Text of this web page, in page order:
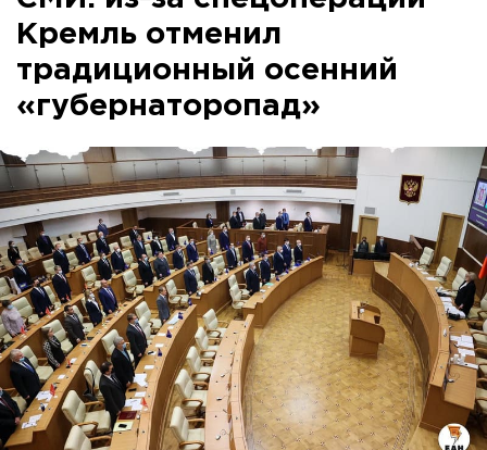
Кремль отменил
традиционный осенний
«губернаторопад»